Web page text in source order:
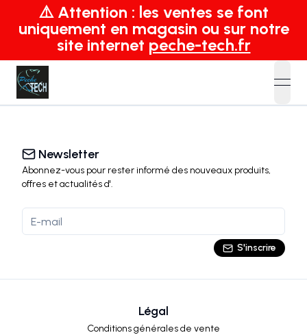
⚠️ Attention : les ventes se font
uniquement en magasin ou sur notre
site internet peche-tech.fr
Newsletter
Abonnez-vous pour rester informé des nouveaux produits,
offres et actualitésd'.
S'inscrire
Légal
Conditions générales de vente